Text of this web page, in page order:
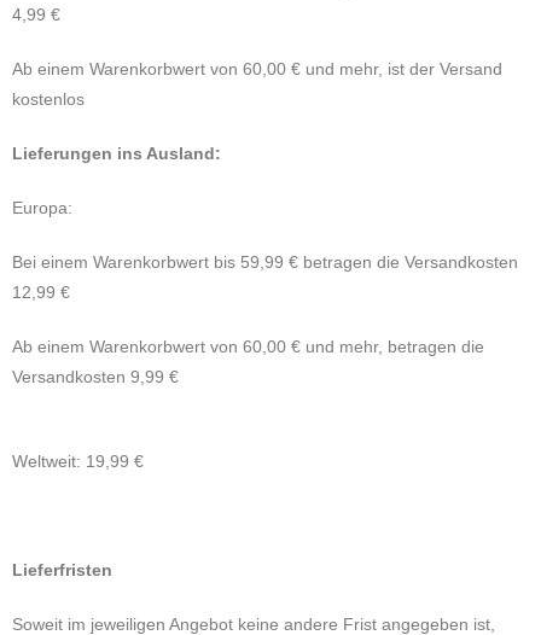
4,99 €
Ab einem Warenkorbwert von 60,00 € und mehr, ist der Versand
kostenlos
Lieferungen ins Ausland:
Europa:
Bei einem Warenkorbwert bis 59,99 € betragen die Versandkosten
12,99 €
Ab einem Warenkorbwert von 60,00 € und mehr, betragen die
Versandkosten 9,99 €
Weltweit: 19,99 €
Lieferfristen
Soweit im jeweiligen Angebot keine andere Frist angegeben ist,